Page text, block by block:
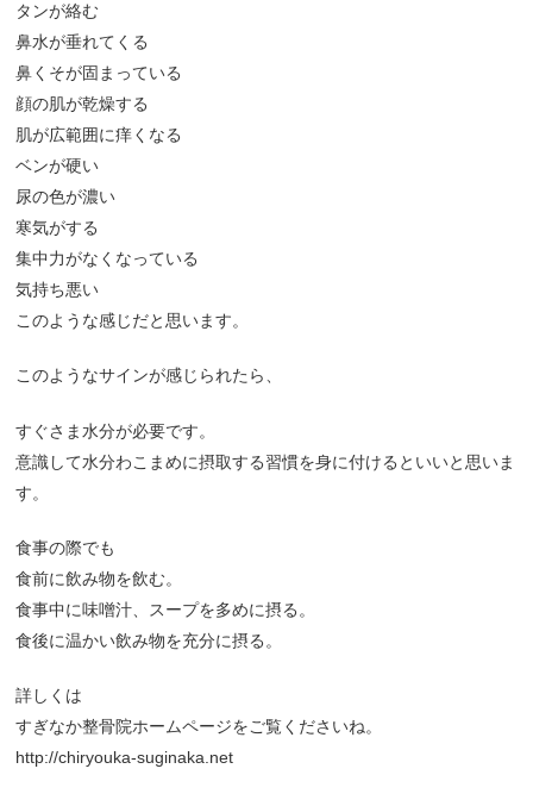
タンが絡む
鼻水が垂れてくる
鼻くそが固まっている
顔の肌が乾燥する
肌が広範囲に痒くなる
ベンが硬い
尿の色が濃い
寒気がする
集中力がなくなっている
気持ち悪い
このような感じだと思います。
このようなサインが感じられたら、
すぐさま水分が必要です。
意識して水分わこまめに摂取する習慣を身に付けるといいと思いま
す。
食事の際でも
食前に飲み物を飲む。
食事中に味噌汁、スープを多めに摂る。
食後に温かい飲み物を充分に摂る。
詳しくは
すぎなか整骨院ホームページをご覧くださいね。
http://chiryouka-suginaka.net